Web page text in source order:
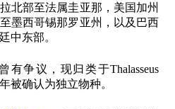
北部至法属圭亚那，美国加州
墨西哥锡那罗亚州，以及巴西
中东部。
有争议，现归类于Thalasseus
被确认为独立物种。